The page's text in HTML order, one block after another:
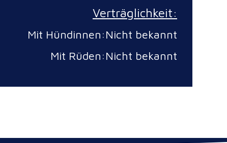
Verträglichkeit:
Mit Hündinnen:Nicht bekannt
Mit Rüden:Nicht bekannt